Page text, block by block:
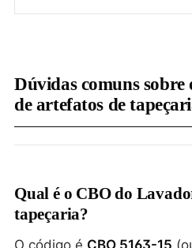
Dúvidas comuns
de artefatos de
Qual é o CBO do
tapeçaria?
O código é CBO 5163-15